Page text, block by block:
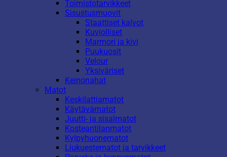
Toimistotarvikkeet
Sisustusmuovit
Staattiset kalvot
Kuviolliset
Marmori ja kivi
Puukuosit
Velour
Yksiväriset
Keinonahat
Matot
Keskilattiamatot
Käytävämatot
Juutti- ja sisalmatot
Kosteantilanmatot
Kylpyhuonematot
Liukuestematot ja tarvikkeet